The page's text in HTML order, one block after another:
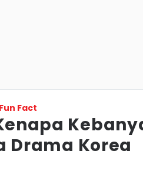
Fun Fact
Drama Korea